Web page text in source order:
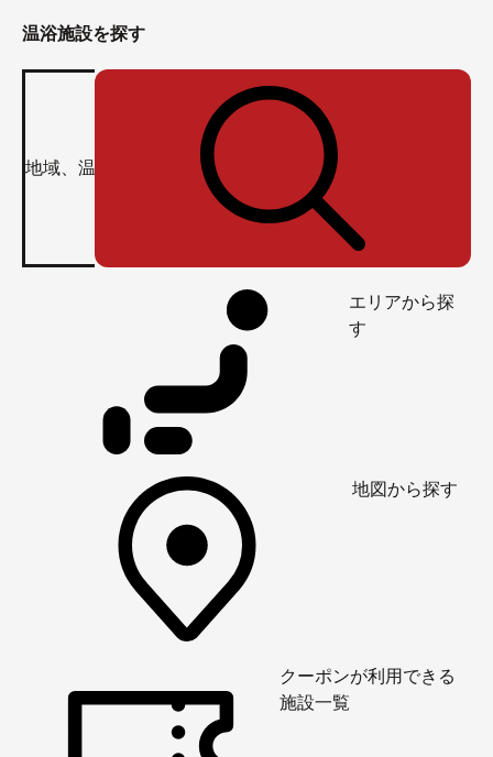
温浴施設を探す
エリアから探
す
地図から探す
クーポンが利用できる
施設一覧